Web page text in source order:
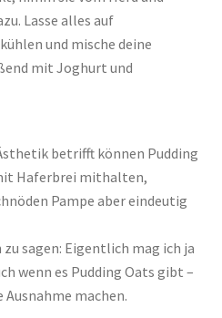
Lasse alles auf
und mische deine
mit Joghurt und
betrifft können Pudding
Haferbrei mithalten,
Pampe aber eindeutig
sagen: Eigentlich mag ich ja
wenn es Pudding Oats gibt –
machen.